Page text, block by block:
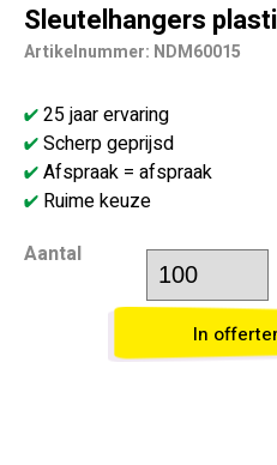
Sleutelhangers
Artikelnummer: NDM60015
25 jaar ervaring
Scherp geprijsd
Afspraak = afspraak
Ruime keuze
Aantal
In